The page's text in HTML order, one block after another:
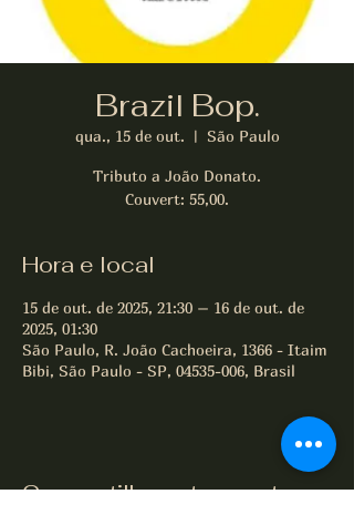
Brazil Bop.
qua., 15 de out.
  |
São Paulo
Tributo a João Donato.
Couvert: 55,00.
Hora e local
15 de out. de 2025, 21:30 – 16 de out. de
2025, 01:30
São Paulo, R. João Cachoeira, 1366 - Itaim
Bibi, São Paulo - SP, 04535-006, Brasil
Compartilhe este evento